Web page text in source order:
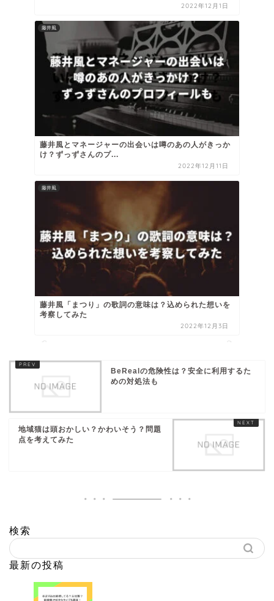
2022年12月1日
藤井風
藤井風とマネージャーの出会いは噂のあの人がきっか
け？ずっずさんのプ...
2022年12月11日
藤井風
藤井風「まつり」の歌詞の意味は？込められた想いを
考察してみた
2022年12月3日
BeRealの危険性は？安全に利用するた
めの対処法も
地域猫は頭おかしい？かわいそう？問題
点を考えてみた
検索
最新の投稿